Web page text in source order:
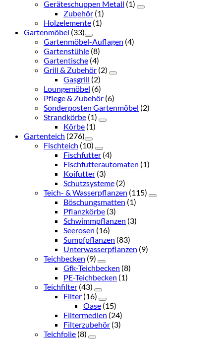
Geräteschuppen Metall (1)
Zubehör (1)
Holzelemente (1)
Gartenmöbel (33)
Gartenmöbel-Auflagen (4)
Gartenstühle (8)
Gartentische (4)
Grill & Zubehör (2)
Gasgrill (2)
Loungemöbel (6)
Pflege & Zubehör (6)
Sonderposten Gartenmöbel (2)
Strandkörbe (1)
Körbe (1)
Gartenteich (276)
Fischteich (10)
Fischfutter (4)
Fischfutterautomaten (1)
Koifutter (3)
Schutzsysteme (2)
Teich- & Wasserpflanzen (115)
Böschungsmatten (1)
Pflanzkörbe (3)
Schwimmpflanzen (3)
Seerosen (16)
Sumpfpflanzen (83)
Unterwasserpflanzen (9)
Teichbecken (9)
Gfk-Teichbecken (8)
PE-Teichbecken (1)
Teichfilter (43)
Filter (16)
Oase (15)
Filtermedien (24)
Filterzubehör (3)
Teichfolie (8)